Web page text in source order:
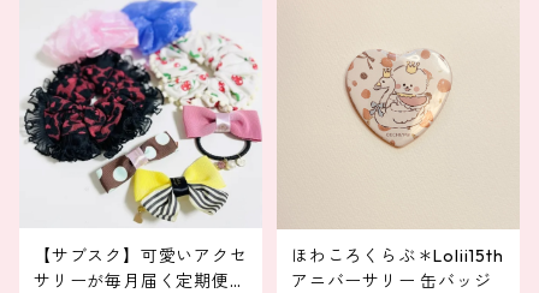
【サブスク】可愛いアクセ
サリーが毎月届く定期便
ほわころくらぶ＊Lolii15th
アニバーサリー 缶バッジ